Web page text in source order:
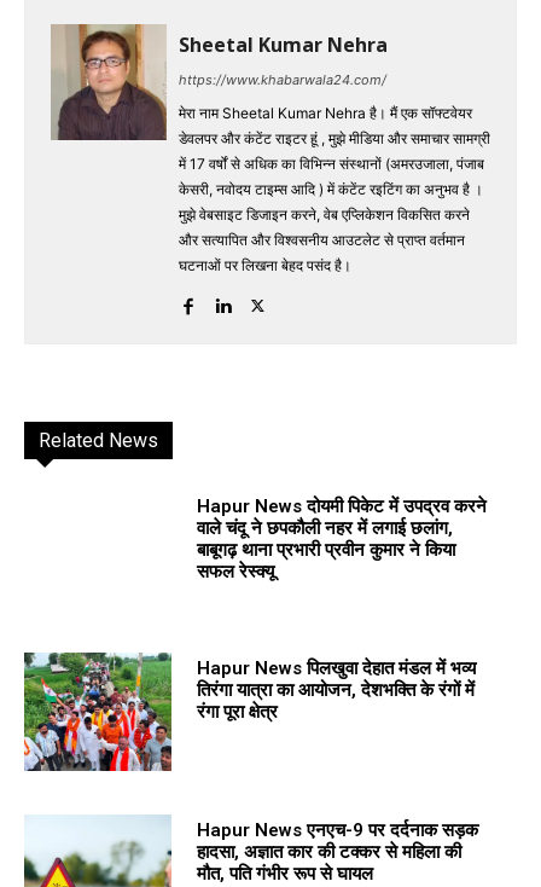
Sheetal Kumar Nehra
https://www.khabarwala24.com/
मेरा नाम Sheetal Kumar Nehra है। मैं एक सॉफ्टवेयर
डेवलपर और कंटेंट राइटर हूं , मुझे मीडिया और समाचार सामग्री
में 17 वर्षों से अधिक का विभिन्न संस्थानों (अमरउजाला, पंजाब
केसरी, नवोदय टाइम्स आदि ) में कंटेंट रइटिंग का अनुभव है ।
मुझे वेबसाइट डिजाइन करने, वेब एप्लिकेशन विकसित करने
और सत्यापित और विश्वसनीय आउटलेट से प्राप्त वर्तमान
घटनाओं पर लिखना बेहद पसंद है।
Related News
Hapur News दोयमी पिकेट में उपद्रव करने
वाले चंदू ने छपकौली नहर में लगाई छलांग,
बाबूगढ़ थाना प्रभारी प्रवीन कुमार ने किया
सफल रेस्क्यू
Hapur News पिलखुवा देहात मंडल में भव्य
तिरंगा यात्रा का आयोजन, देशभक्ति के रंगों में
रंगा पूरा क्षेत्र
Hapur News एनएच-9 पर दर्दनाक सड़क
हादसा, अज्ञात कार की टक्कर से महिला की
मौत, पति गंभीर रूप से घायल